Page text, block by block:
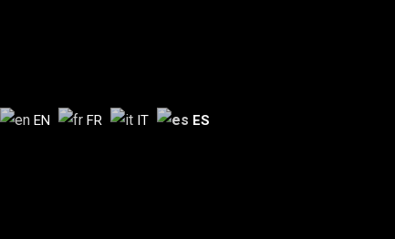
EN FR IT ES
¿Perdiste tu contraseña? Por favor, introduce tu nombre de